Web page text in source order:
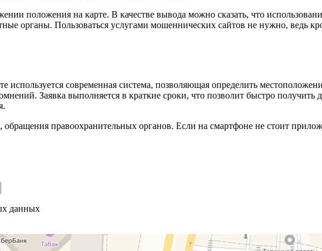
положения на карте. В качестве вывода можно сказать, что
органы. Пользоваться услугами мошеннических сайтов не нужно, ведь
используется современная система, позволяющая определить
Заявка выполняется в краткие сроки, что позволит быстро получить
правоохранительных органов. Если на смартфоне не стоит
данных